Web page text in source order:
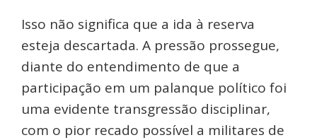
Isso não significa que a ida à reserva
esteja descartada. A pressão prossegue,
diante do entendimento de que a
participação em um palanque político foi
uma evidente transgressão disciplinar,
com o pior recado possível a militares de